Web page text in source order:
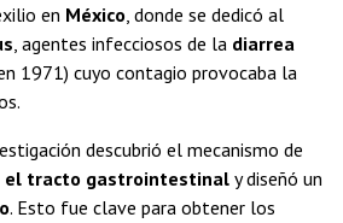
en México, donde se dedicó al
, agentes infecciosos de la diarrea
1971) cuyo contagio provocaba la
descubrió el mecanismo de
el tracto gastrointestinal y diseñó un
. Esto fue clave para obtener los